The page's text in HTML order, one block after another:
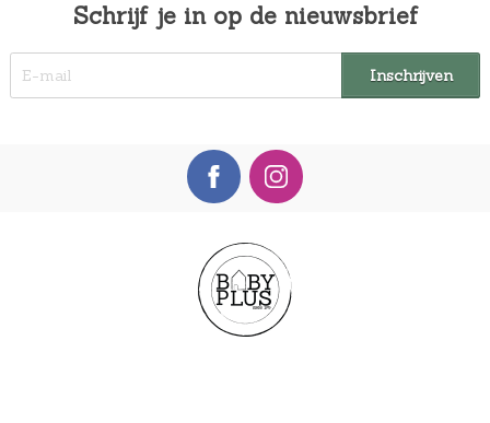
Schrijf je in op de nieuwsbrief